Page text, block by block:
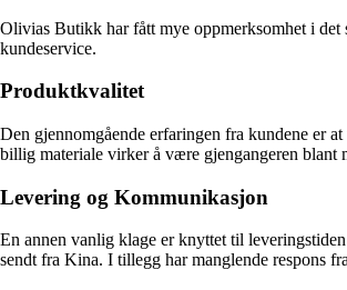
Olivias Butikk har fått mye oppmerksomhet i det
kundeservice.
Produktkvalitet
Den gjennomgående erfaringen fra kundene er
billig materiale virker å være gjengangeren blant
Levering og Kommunikasjon
En annen vanlig klage er knyttet til
sendt fra Kina. I tillegg har manglende respons